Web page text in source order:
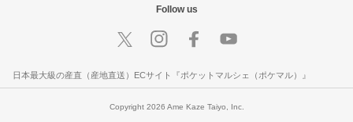
Follow us
日本最大級の産直（産地直送）ECサイト『ポケットマルシェ（ポケマル）』
Copyright 2026 Ame Kaze Taiyo, Inc.